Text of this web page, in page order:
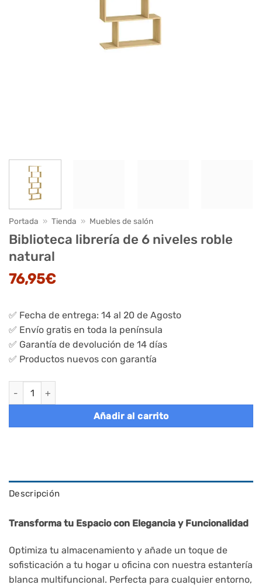
Portada » Tienda » Muebles de salón
Biblioteca librería de 6 niveles roble
natural
76,95€
✅ Fecha de entrega: 14 al 20 de Agosto
✅ Envío gratis en toda la península
✅ Garantía de devolución de 14 días
✅ Productos nuevos con garantía
Biblioteca librería de 6 niveles roble natural cantidad
Añadir al carrito
Descripción
Transforma tu Espacio con Elegancia y Funcionalidad
Optimiza tu almacenamiento y añade un toque de
sofisticación a tu hogar u oficina con nuestra estantería
blanca multifuncional. Perfecta para cualquier entorno,